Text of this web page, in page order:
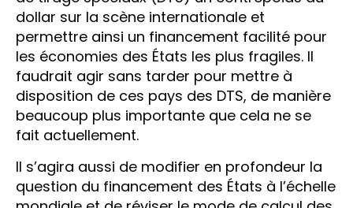
dollar sur la scène internationale et
permettre ainsi un financement facilité pour
les économies des États les plus fragiles. Il
faudrait agir sans tarder pour mettre à
disposition de ces pays des DTS, de manière
beaucoup plus importante que cela ne se
fait actuellement.
Il s’agira aussi de modifier en profondeur la
question du financement des États à l’échelle